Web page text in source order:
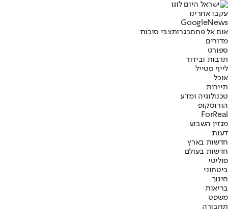
עקבו אחרינו
Googl eNews
אום אל פחםבגרותצבי סוכות
מדורים
ספורט
תרבות ובידור
לייף סטייל
אוכל
תיירות
טכנולוגיה ומדע
הורוסקופ
ForReal
מגזין השבוע
דעות
חדשות בארץ
חדשות בעולם
פוליטי
ביטחוני
חינוך
בריאות
משפט
תחבורה